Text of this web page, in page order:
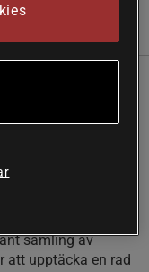
lugnande
100% ekologiska
samling av
att upptäcka en rad